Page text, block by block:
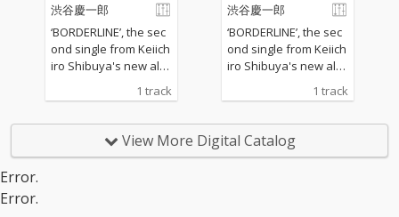
東京（2024年）など世
界中で上演され話題を
集めている。 「人間は
わたしだけ」 text by K
音楽は人間中心主義で
ッパで発祥したいわゆ
東京（2024年）など世
界中で上演され話題を
集めている。 「人間は
わたしだけ」 text by K
音楽は人間中心主義で
ッパで発祥したいわゆ
渋谷慶一郎
‘BORDERLINE’, the sec
ond single from Keiich
iro Shibuya's new alb
um ATAK027 ANDROID
OPERA MIRROR, head
ards the digital realm,
using lyrics generated
1 track
渋谷慶一郎
‘BORDERLINE’, the sec
ond single from Keiich
iro Shibuya's new alb
um ATAK027 ANDROID
OPERA MIRROR, head
ards the digital realm,
using lyrics generated
1 track
View More Digital Catalog
Error.
Error.